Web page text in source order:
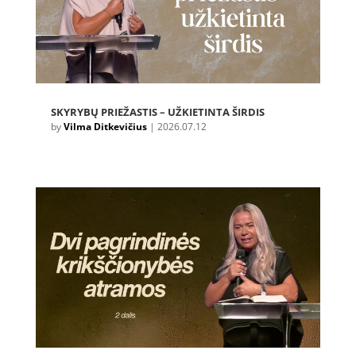
SKYRYBŲ PRIEŽASTIS – UŽKIETINTA ŠIRDIS
byVilma Ditkevičius| 2026.07.12